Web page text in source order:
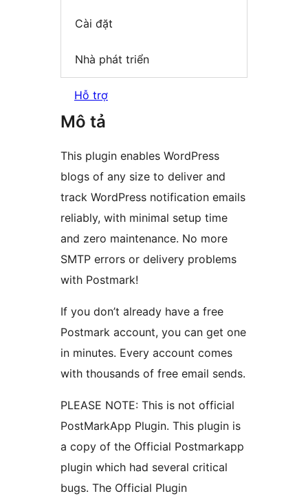
Cài đặt
Nhà phát triển
Hỗ trợ
Mô tả
This plugin enables WordPress
blogs of any size to deliver and
track WordPress notification emails
reliably, with minimal setup time
and zero maintenance. No more
SMTP errors or delivery problems
with Postmark!
If you don’t already have a free
Postmark account, you can get one
in minutes. Every account comes
with thousands of free email sends.
PLEASE NOTE: This is not official
PostMarkApp Plugin. This plugin is
a copy of the Official Postmarkapp
plugin which had several critical
bugs. The Official Plugin